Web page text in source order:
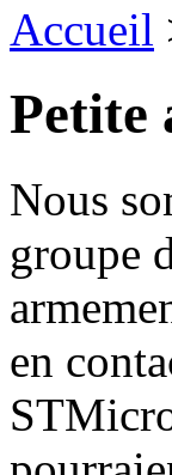
Accueil
Petite
Nous
groupe
en